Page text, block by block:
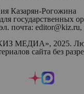
Казарян-Рогожина
государственных
почта: editor@kiz.ru,
МЕДИА», 2025.
сайта без